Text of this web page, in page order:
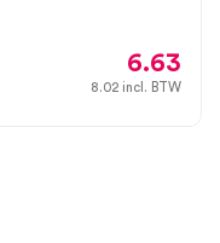
6.63
8.02 incl. BTW